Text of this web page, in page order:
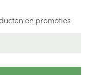
en promoties